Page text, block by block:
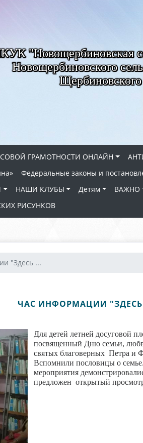
"Новощербиновская
Новощербиновского
ГРАМОТНОСТИ ОНЛАЙН
Федеральные законы и
НАШИ КЛУБЫ Детям ВАЖНО
РИСУНКОВ
"Здесь ...
ЧАС ИНФОРМАЦИИ "ЗДЕСЬ
Для детей летней досуговой
посвященный Дню семьи,
святых благоверных Петра и
Вспомнили пословицы о
мероприятия
предложен открытый